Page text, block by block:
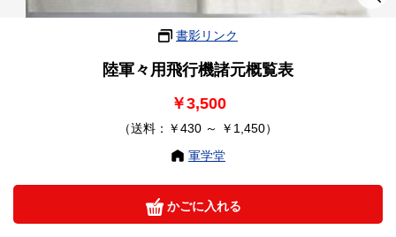
書影リンク
陸軍々用飛行機諸元概覧表
￥3,500
（送料：￥430 ～ ￥1,450）
軍学堂
かごに入れる